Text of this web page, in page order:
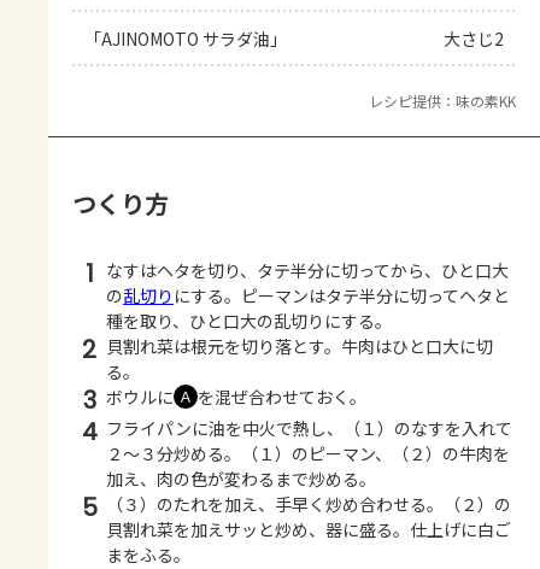
「AJINOMOTO サラダ油」 大さじ2
レシピ提供：味の素KK
つくり方
1 なすはヘタを切り、タテ半分に切ってから、ひと口大
の乱切り にする。ピーマンはタテ半分に切ってヘタと
種を取り、ひと口大の乱切りにする。
2 貝割れ菜は根元を切り落とす。牛肉はひと口大に切
る。
3 ボウルに Ａ を混ぜ合わせておく。
4 フライパンに油を中火で熱し、（１）のなすを入れて
２～３分炒める。（１）のピーマン、（２）の牛肉を
加え、肉の色が変わるまで炒める。
5
（３）のたれを加え、手早く炒め合わせる。（２）の
貝割れ菜を加えサッと炒め、器に盛る。仕上げに白ご
まをふる。